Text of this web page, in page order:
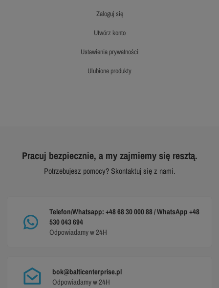
zaloguj się
utwórz konto
ustawienia prywatności
ulubione produkty
Pracuj bezpiecznie, a my zajmiemy się resztą.
Potrzebujesz pomocy? Skontaktuj się z nami.
Telefon/Whatsapp: +48 68 30 000 88 / WhatsApp +48
530 043 694
Odpowiadamy w 24H
bok@balticenterprise.pl
Odpowiadamy w 24H